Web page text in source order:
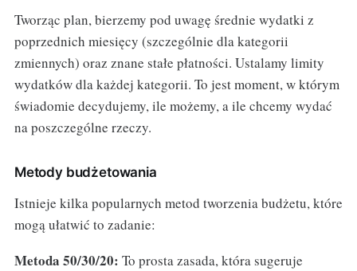
Tworząc plan, bierzemy pod uwagę średnie wydatki z
poprzednich miesięcy (szczególnie dla kategorii
zmiennych) oraz znane stałe płatności. Ustalamy limity
wydatków dla każdej kategorii. To jest moment, w którym
świadomie decydujemy, ile możemy, a ile chcemy wydać
na poszczególne rzeczy.
Metody budżetowania
Istnieje kilka popularnych metod tworzenia budżetu, które
mogą ułatwić to zadanie:
Metoda 50/30/20: To prosta zasada, która sugeruje